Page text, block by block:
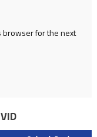
browser for the next